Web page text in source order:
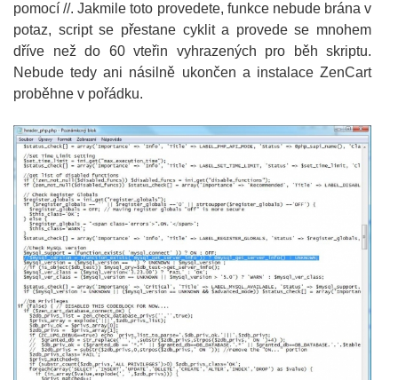
pomocí //. Jakmile toto provedete, funkce nebude brána v
potaz, script se přestane cyklit a provede se mnohem
dříve než do 60 vteřin vyhrazených pro běh skriptu.
Nebude tedy ani násilně ukončen a instalace ZenCart
proběhne v pořádku.